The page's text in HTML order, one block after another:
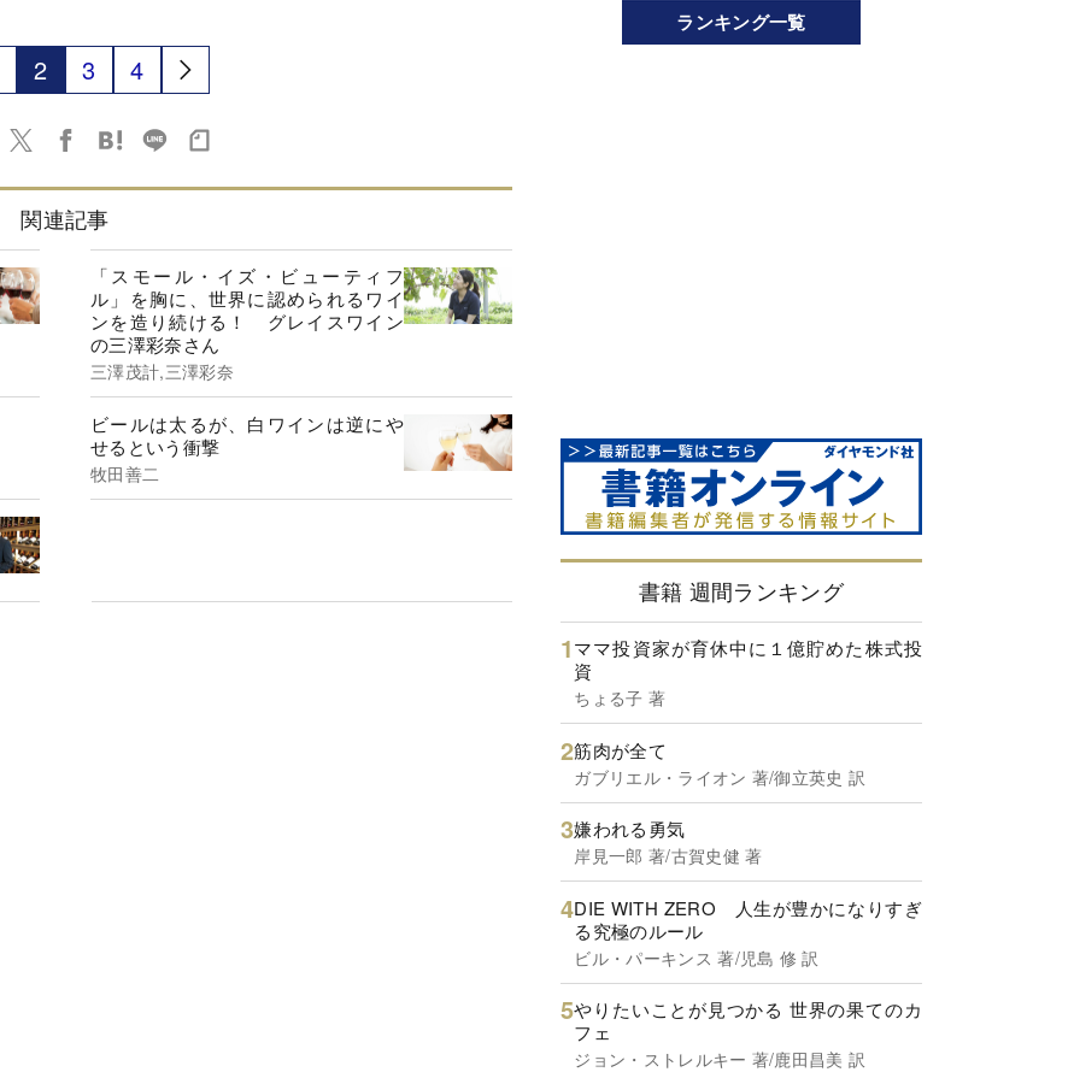
2 3 4
関連記事
「スモール・イズ・ビューティフ
ル」を胸に、世界に認められるワイ
ンを造り続ける！ グレイスワイン
の三澤彩奈さん
三澤茂計,三澤彩奈
ビールは太るが、白ワインは逆にや
せるという衝撃
牧田善二
ランキング一覧
書籍 週間ランキング
ママ投資家が育休中に１億貯めた株式投
資
ちょる子 著
筋肉が全て
ガブリエル・ライオン 著/御立英史 訳
嫌われる勇気
岸見一郎 著/古賀史健 著
DIE WITH ZERO 人生が豊かになりすぎ
る究極のルール
ビル・パーキンス 著/児島 修 訳
やりたいことが見つかる 世界の果てのカ
フェ
ジョン・ストレルキー 著/鹿田昌美 訳